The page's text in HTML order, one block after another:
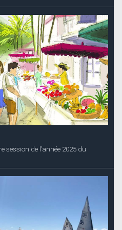
session de l’année 2025 du